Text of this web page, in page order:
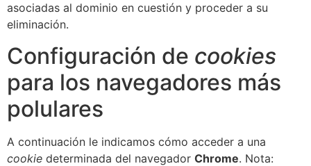
asociadas al dominio en cuestión y proceder a su
eliminación.
Configuración de cookies
para los navegadores más
polulares
A continuación le indicamos cómo acceder a una
cookie determinada del navegador Chrome. Nota: